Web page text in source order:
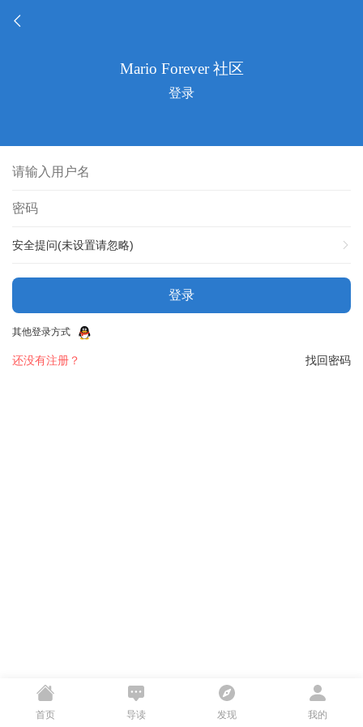
登录
安全提问(未设置请忽略)
登录
其他登录方式
找回密码
还没有注册？
首页 导读 发现 我的